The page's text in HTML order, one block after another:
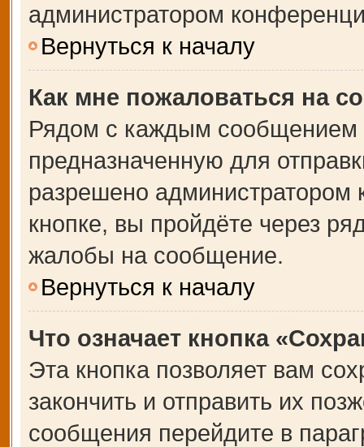
администратором
Вернуться к началу
Как мне пожаловаться на
Рядом с каждым сообщением
предназначенную для
разрешено
кнопке, вы пройдёте через
жалобы на сообщение.
Вернуться к началу
Что означает кнопка
Эта кнопка позволяет вам
закончить и отправить их
сообщения перейдите в